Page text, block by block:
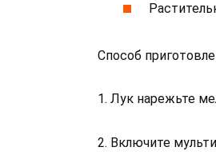
Способ
1. Лук нарежьте
2. Включите